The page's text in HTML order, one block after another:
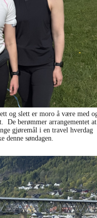
og slett er moro å være med
De berømmer arrangementet at
gjøremål i en travel hverdag
denne søndagen.